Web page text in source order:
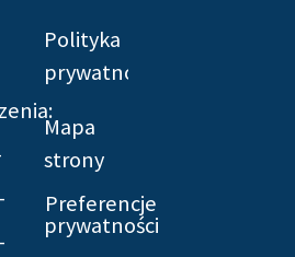
Polityka
prywatności
Mapa
strony
Preferencje
prywatności